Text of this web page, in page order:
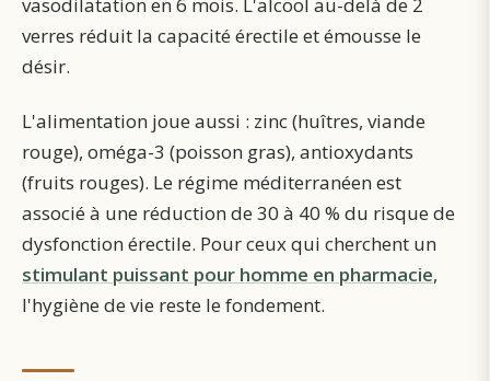
verres réduit la capacité érectile et émousse le
désir.
L'alimentation joue aussi : zinc (huîtres, viande
rouge), oméga-3 (poisson gras), antioxydants
(fruits rouges). Le régime méditerranéen est
associé à une réduction de 30 à 40 % du risque de
dysfonction érectile. Pour ceux qui cherchent un
stimulant puissant pour homme en pharmacie,
l'hygiène de vie reste le fondement.